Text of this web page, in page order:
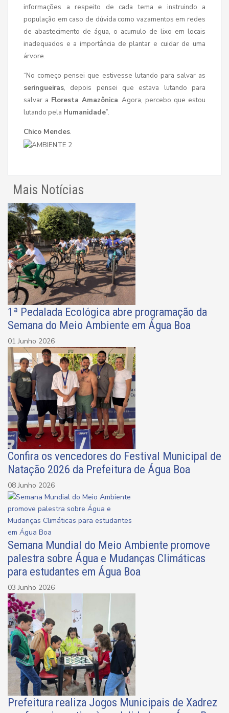
informações a respeito de cada tema e instruindo a
população em caso de dúvida como vazamentos em redes
de abastecimento de água, o acumulo de lixo em locais
inadequados e a importância de plantar e cuidar de uma
árvore.
“No começo pensei que estivesse lutando para salvar as
seringueiras, depois pensei que estava lutando para
salvar a Floresta Amazônica. Agora, percebo que estou
lutando pela Humanidade”.
Chico Mendes.
Mais Notícias
1ª Pedalada Ecológica abre programação da
Semana do Meio Ambiente em Água Boa
01 Junho 2026
Confira os vencedores do Festival Municipal de
Natação 2026 da Prefeitura de Água Boa
08 Junho 2026
Semana Mundial do Meio Ambiente promove
palestra sobre Água e Mudanças Climáticas
para estudantes em Água Boa
03 Junho 2026
Prefeitura realiza Jogos Municipais de Xadrez